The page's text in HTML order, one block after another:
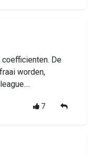
De
worden,
7